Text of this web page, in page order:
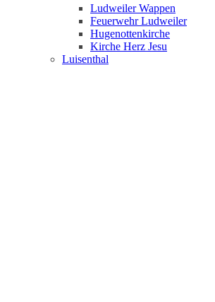
Ludweiler Wappen
Feuerwehr Ludweiler
Hugenottenkirche
Kirche Herz Jesu
Luisenthal